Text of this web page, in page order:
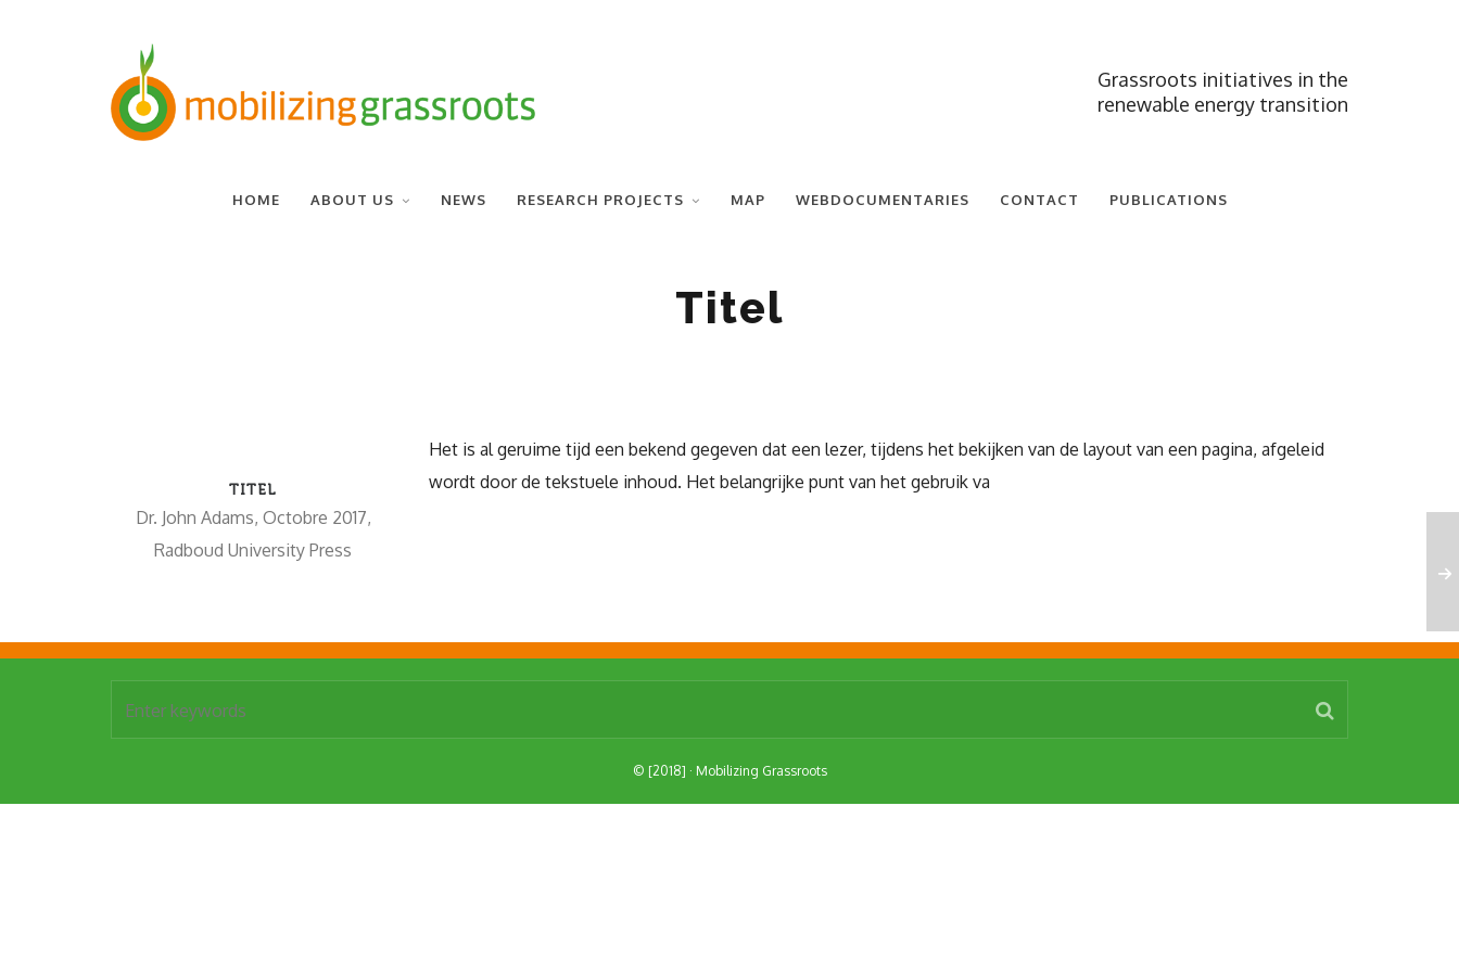
Grassroots initiatives in the
renewable energy transition
HOME ABOUT US NEWS RESEARCH PROJECTS MAP WEBDOCUMENTARIES CONTACT PUBLICATIONS
Titel
Het is al geruime tijd een bekend gegeven dat een lezer, tijdens het bekijken van de layout van een pagina, afgeleid
wordt door de tekstuele inhoud. Het belangrijke punt van het gebruik va
TITEL
Dr. John Adams, Octobre 2017,
Radboud University Press
© [2018] · Mobilizing Grassroots